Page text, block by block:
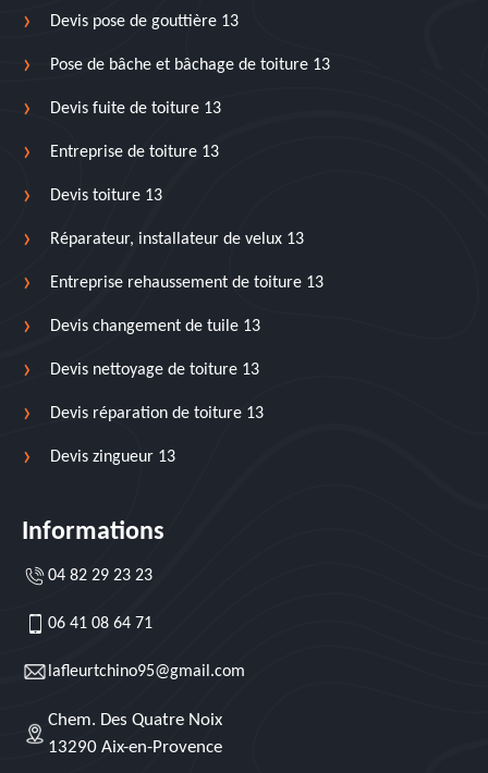
Devis pose de gouttière 13
Pose de bâche et bâchage de toiture 13
Devis fuite de toiture 13
Entreprise de toiture 13
Devis toiture 13
Réparateur, installateur de velux 13
Entreprise rehaussement de toiture 13
Devis changement de tuile 13
Devis nettoyage de toiture 13
Devis réparation de toiture 13
Devis zingueur 13
Informations
04 82 29 23 23
06 41 08 64 71
lafleurtchino95@gmail.com
Chem. Des Quatre Noix
13290 Aix-en-Provence